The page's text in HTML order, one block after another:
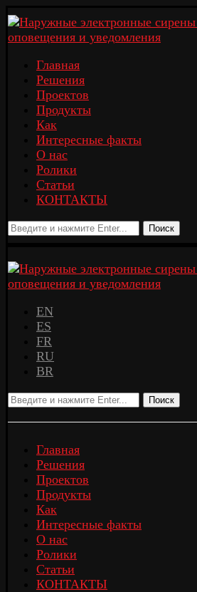
Главная
Решения
Проектов
Продукты
Как
Интересные факты
О нас
Ролики
Статьи
КОНТАКТЫ
Поиск
EN
ES
FR
RU
BR
Поиск
Главная
Решения
Проектов
Продукты
Как
Интересные факты
О нас
Ролики
Статьи
КОНТАКТЫ